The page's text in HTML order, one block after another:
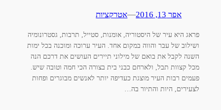
אפר 13, 2016 —אטרקציות
פראג היא עיר של היסטוריה, אומנות, סטייל, תרבות, גסטרונומיה
ושילוב של עבר והווה במקום אחד. העיר ערוכה ומוכנה בכל ימות
השנה לקבל את בואם של מילוני תיירים העושים את דרכם הנה
מכל קצוות תבל, ולארחם כבני בית בצורה הכי חמה וטובה שיש.
פעמים רבות העיר מוצגת כעדיפה יותר לאנשים מבוגרים ופחות
לצעירים, היות והתיור בה…